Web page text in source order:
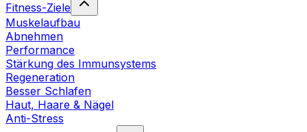
Fitness-Ziele
Muskelaufbau
Abnehmen
Performance
Stärkung des Immunsystems
Regeneration
Besser Schlafen
Haut, Haare & Nägel
Anti-Stress